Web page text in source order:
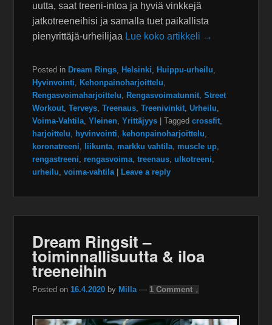
uutta, saat treeni-intoa ja hyviä vinkkejä
jatkotreeneihisi ja samalla tuet paikallista
pienyrittäjä-urheilijaa Lue koko artikkeli →
Posted in Dream Rings, Helsinki, Huippu-urheilu,
Hyvinvointi, Kehonpainoharjoittelu,
Rengasvoimaharjoittelu, Rengasvoimatunnit,Street
Workout,Terveys,Treenaus,Treenivinkit,Urheilu,
Voima-Vahtila,Yleinen,Yrittäjyys |Tagged crossfit,
harjoittelu, hyvinvointi, kehonpainoharjoittelu,
koronatreeni, liikunta, markku vahtila, muscle up,
rengastreeni, rengasvoima,treenaus,ulkotreeni,
urheilu,voima-vahtila Leave a reply
Dream Ringsit –
toiminnallisuutta & iloa
treeneihin
Posted on 16.4.2020 by Milla — 1 Comment ↓